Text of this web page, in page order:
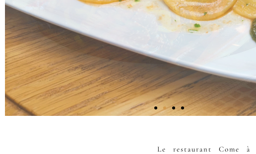
Le restaurant Come